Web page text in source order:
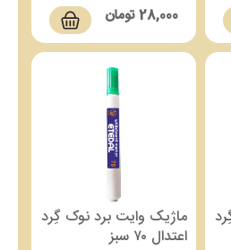
28,000تومان
ماژیک وایت برد نوک گِرد
اعتدال ۷۰ سبز